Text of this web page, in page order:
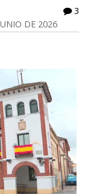
3
DE 2026